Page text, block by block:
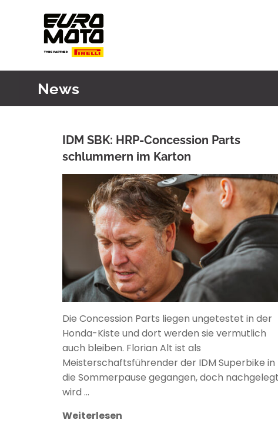
News
IDM SBK: HRP-Concession Parts
schlummern im Karton
Die Concession Parts liegen ungetestet in der
Honda-Kiste und dort werden sie vermutlich
auch bleiben. Florian Alt ist als
Meisterschaftsführender der IDM Superbike in
die Sommerpause gegangen, doch nachgelegt
wird …
Weiterlesen